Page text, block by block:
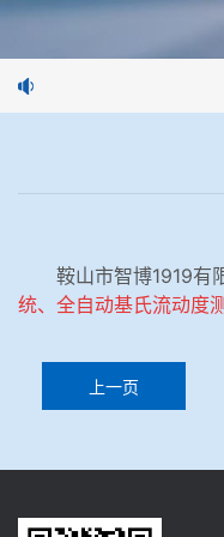
鞍山市智博1919有
统、全自动基氏流动度
上一页